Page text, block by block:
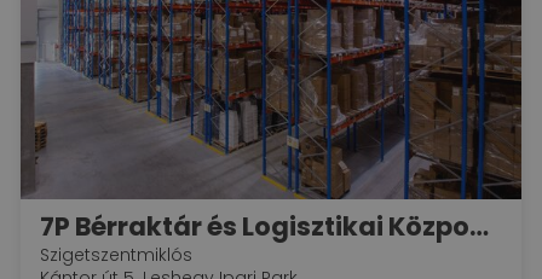
7P Bérraktár és Logisztikai Központ - Leshegy Ipari Park!
Szigetszentmiklós